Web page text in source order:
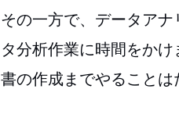
その一方で、データア
タ分析作業に時間をか
書の作成までやることは